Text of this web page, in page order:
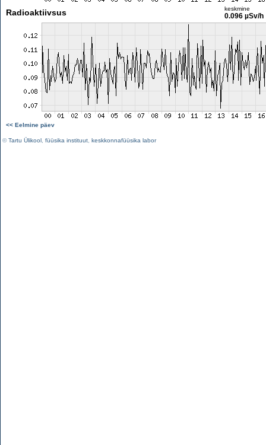
Radioaktiivsus keskmine
0.096 µSv/h
<< Eelmine päev
©Tartu Ülikool füüsika instituut keskkonnafüüsika labor